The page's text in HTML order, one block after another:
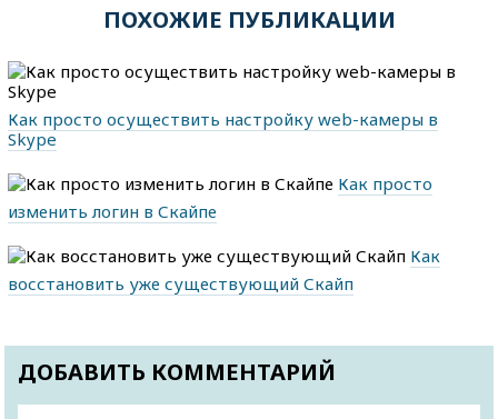
ПОХОЖИЕ ПУБЛИКАЦИИ
Как просто осуществить настройку web-камеры в
Skype
Как просто
изменить логин в Скайпе
Как
восстановить уже существующий Скайп
ДОБАВИТЬ КОММЕНТАРИЙ